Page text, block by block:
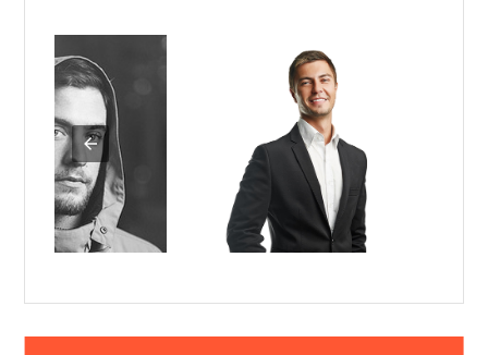
درب دماغك نعم تستطيع